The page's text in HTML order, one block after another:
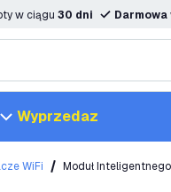
w ciągu 30 dni Darmowa
Wyprzedaz
WiFi Moduł